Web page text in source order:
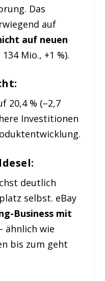
Das
auf
auf neuen
Mio., +1 %).
20,4 % (–2,7
Investitionen
deutlich
selbst. eBay
Business mit
ähnlich wie
bis zum geht